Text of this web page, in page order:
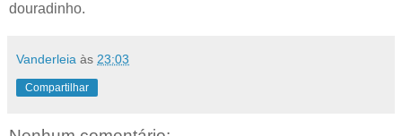
douradinho.
Vanderleia às 23:03
Compartilhar